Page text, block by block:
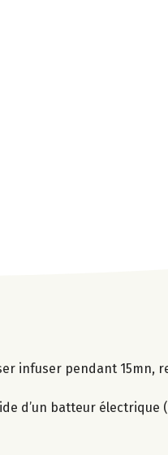
infuser pendant 15mn,
d’un batteur électrique